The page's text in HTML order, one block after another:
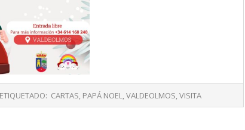
ETIQUETADO: CARTAS, PAPÁ NOEL,VALDEOLMOS,VISITA